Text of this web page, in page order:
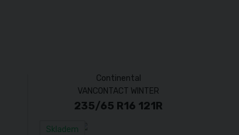
Continental
VANCONTACT WINTER
235/65 R16 121R
Skladem